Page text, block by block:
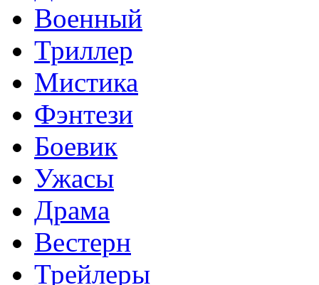
Военный
Триллер
Мистика
Фэнтези
Боевик
Ужасы
Драма
Вестерн
Трейлеры